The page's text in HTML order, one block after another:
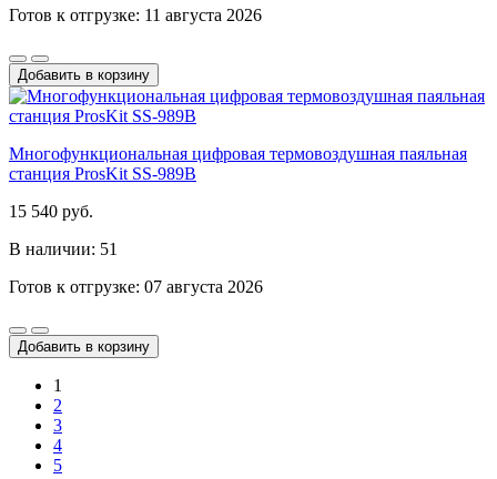
Готов к отгрузке: 11 августа 2026
Добавить в корзину
Многофункциональная цифровая термовоздушная паяльная
станция ProsKit SS-989B
15 540 руб.
В наличии: 51
Готов к отгрузке: 07 августа 2026
Добавить в корзину
1
2
3
4
5